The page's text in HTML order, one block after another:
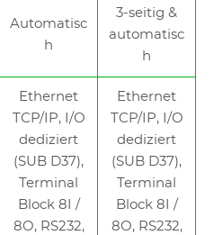
Automatisc
h
3-seitig &
automatisc
h
Ethernet
TCP/IP, I/O
dediziert
(SUB D37),
Terminal
Block 8I /
8O, RS232,
Ethernet
TCP/IP, I/O
dediziert
(SUB D37),
Terminal
Block 8I /
8O, RS232,